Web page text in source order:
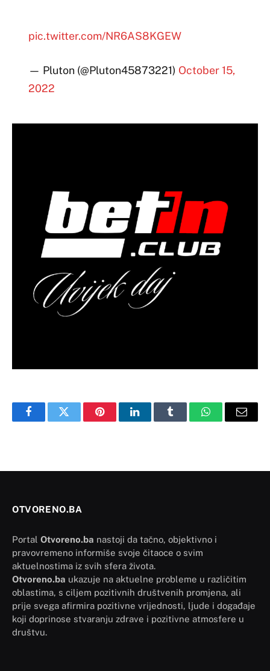
pic.twitter.com/NR6AS8KGEW
— Pluton (@Pluton45873221) October 15,
2022
FacebookTwitter PinterestLinkedInTumblr WhatsAppEmail
OTVORENO.BA
Portal Otvoreno.ba nastoji da tačno, objektivno i
pravovremeno informiše svoje čitaoce o svim
aktuelnostima iz svih sfera života.
Otvoreno.ba ukazuje na aktuelne probleme u različitim
oblastima, s ciljem pozitivnih društvenih promjena, ali
prije svega afirmira pozitivne vrijednosti, ljude i događaje
koji doprinose stvaranju zdrave i pozitivne atmosfere u
društvu.